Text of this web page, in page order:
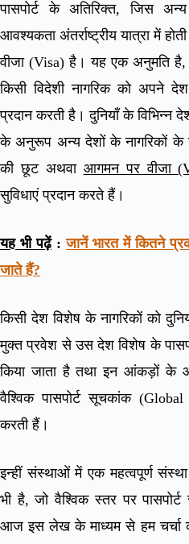
पासपोर्ट के अतिरिक्त, जिस
आवश्यकता अंतर्राष्ट्रीय यात्रा में
वीजा (Visa) है। यह एक अनुमति
किसी विदेशी नागरिक को अपने
प्रदान करती है। दुनियाँ के विभिन्न
के अनुरूप अन्य देशों के नागरिकों के
की छूट अथवा आगमन पर वीजा
सुविधाएं प्रदान करते हैं।
यह भी पढ़ें:जानें भारत में कितने
जाते हैं?
किसी देश विशेष के नागरिकों को
मुक्त प्रवेश से उस देश विशेष के
किया जाता है तथा इन आंकड़ों के
वैश्विक पासपोर्ट सूचकांक
करती हैं।
इन्हीं संस्थाओं में एक महत्वपूर्ण
भी है, जो वैश्विक स्तर पर
आज इस लेख के माध्यम से हम चर्चा